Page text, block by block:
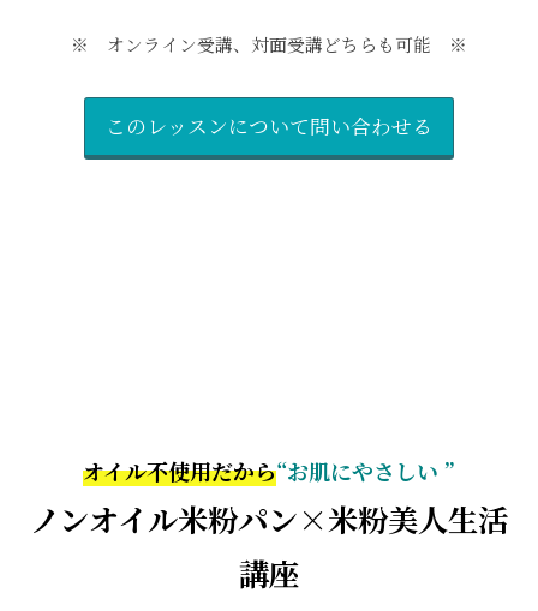
※ オンライン受講、対面受講どちらも可能 ※
このレッスンについて問い合わせる
オイル不使用だから“お肌にやさしい ”
ノンオイル米粉パン×米粉美人生活
講座